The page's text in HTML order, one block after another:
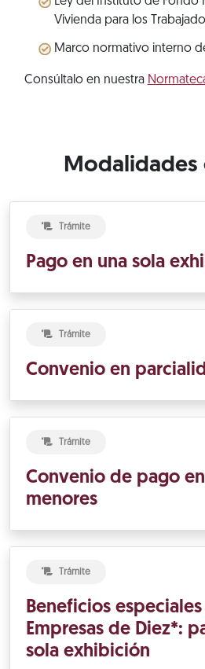
Vivienda para los
Marco normativo interno
Consúltalo en nuestra
Modalidades
Trámite
Pago en una sola
Trámite
Convenio en
Trámite
Convenio de pago
menores
Trámite
Beneficios
Empresas de Diez*:
sola exhibición